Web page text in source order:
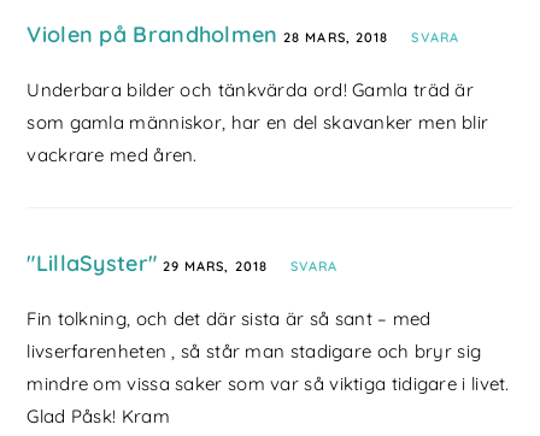
Violen på Brandholmen 28 MARS, 2018 SVARA
Underbara bilder och tänkvärda ord! Gamla träd är
som gamla människor, har en del skavanker men blir
vackrare med åren.
"LillaSyster" 29 MARS, 2018 SVARA
Fin tolkning, och det där sista är så sant – med
livserfarenheten , så står man stadigare och bryr sig
mindre om vissa saker som var så viktiga tidigare i livet.
Glad Påsk! Kram